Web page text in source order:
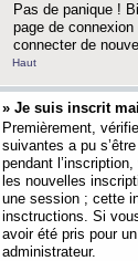
Pas de panique !
page de
connecter de
Haut
» Je suis inscrit
Premièrement,
suivantes a pu
pendant
les nouvelles
une session ; cette
insctructions. Si
avoir été pris pour
administrateur.